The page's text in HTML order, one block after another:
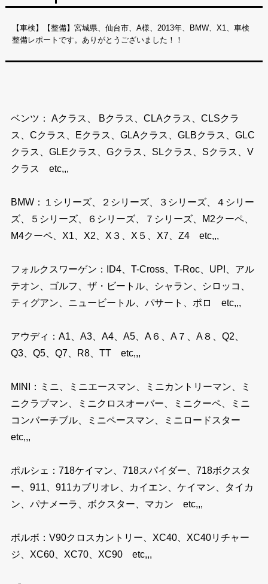
【車検】【整備】宮城県、仙台市、A様、2013年、BMW、X1、車検
整備レポートです。ありがとうございました！！
ベンツ： Aクラス、 Bクラス、CLAクラス、CLSクラ
ス、Cクラス、Eクラス、GLAクラス、GLBクラス、GLC
クラス、GLEクラス、Gクラス、SLクラス、Sクラス、V
クラス etc,,,
BMW：１シリーズ、２シリーズ、３シリーズ、４シリー
ズ、５シリーズ、６シリーズ、７シリーズ、M2クーペ、
M4クーペ、X1、X2、X３、X５、X7、Z4 etc,,,
フォルクスワーゲン：ID4、T-Cross、T-Roc、UP!、アル
テオン、ゴルフ、ザ・ビートル、シャラン、シロッコ、
ティグアン、ニュービートル、パサート、ポロ etc,,,
アウディ：A1、A3、A4、A5、A６、A７、A８、Q2、
Q3、Q5、Q7、R8、TT etc,,,
MINI：ミニ、ミニエースマン、ミニカントリーマン、ミ
ニクラブマン、ミニクロスオーバー、ミニクーペ、ミニ
コンバーチブル、ミニペースマン、ミニロードスター
etc,,,
ポルシェ：718ケイマン、718スパイダー、718ボクスタ
ー、911、911カブリオレ、カイエン、ケイマン、タイカ
ン、パナメーラ、ボクスター、マカン etc,,,
ボルボ：V90クロスカントリー、XC40、XC40リチャー
ジ、XC60、XC70、XC90 etc,,,